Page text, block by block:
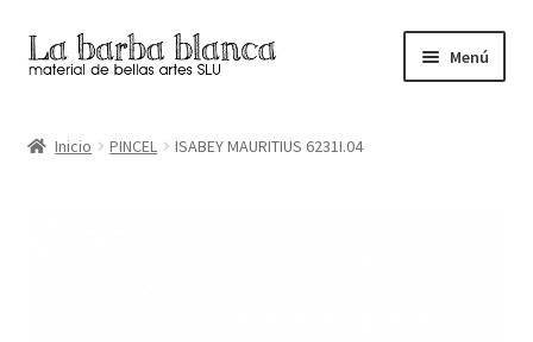
Ir
a
navegación
Ir
al
Menú
Inicio PINCEL ISABEY MAURITIUS 6231I.04